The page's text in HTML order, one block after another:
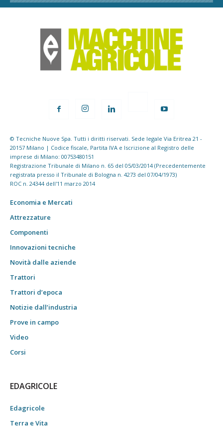
© Tecniche Nuove Spa. Tutti i diritti riservati. Sede legale Via Eritrea 21 -
20157 Milano | Codice fiscale, Partita IVA e Iscrizione al Registro delle
imprese di Milano: 00753480151
Registrazione Tribunale di Milano n. 65 del 05/03/2014 (Precedentemente
registrata presso il Tribunale di Bologna n. 4273 del 07/04/1973)
ROC n. 24344 dell'11 marzo 2014
Economia e Mercati
Attrezzature
Componenti
Innovazioni tecniche
Novità dalle aziende
Trattori
Trattori d’epoca
Notizie dall’industria
Prove in campo
Video
Corsi
EDAGRICOLE
Edagricole
Terra e Vita